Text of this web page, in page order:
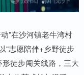
”在沙河镇老牛湾村
“志愿陪伴+乡野徒步
徒步闯关线路，三大